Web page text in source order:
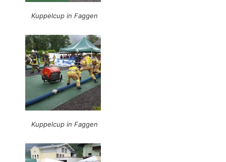
Kuppelcup in Faggen
Kuppelcup in Faggen